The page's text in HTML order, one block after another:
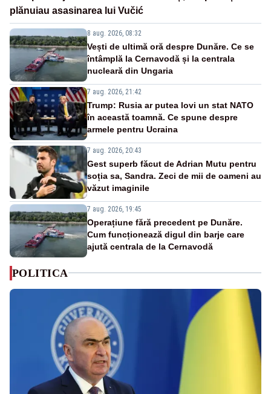
plănuiau asasinarea lui Vučić
8 aug. 2026, 08:32
Vești de ultimă oră despre Dunăre. Ce se
întâmplă la Cernavodă și la centrala
nucleară din Ungaria
7 aug. 2026, 21:42
Trump: Rusia ar putea lovi un stat NATO
în această toamnă. Ce spune despre
armele pentru Ucraina
7 aug. 2026, 20:43
Gest superb făcut de Adrian Mutu pentru
soția sa, Sandra. Zeci de mii de oameni au
văzut imaginile
7 aug. 2026, 19:45
Operațiune fără precedent pe Dunăre.
Cum funcționează digul din barje care
ajută centrala de la Cernavodă
POLITICA